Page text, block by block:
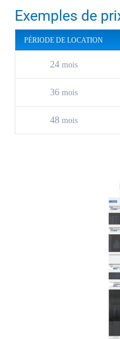
Exemples de
PÉRIODE DE LOCATION
24 mois
36 mois
48 mois